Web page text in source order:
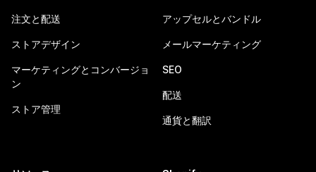
注文と配送
ストアデザイン
マーケティングとコンバージョ
ン
ストア管理
アップセルとバンドル
メールマーケティング
SEO
配送
通貨と翻訳